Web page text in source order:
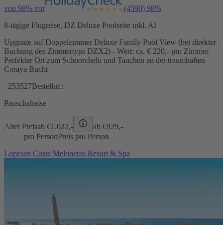
von 98% vor (4590) 98%
8-tägige Flugreise, DZ Deluxe Poolseite inkl. AI
Upgrade auf Doppelzimmer Deluxe Family Pool View (bei direkter
Buchung des Zimmertyps DZX2) - Wert: ca. € 220,- pro Zimmer
Perfekter Ort zum Schnorcheln und Tauchen an der traumhaften
Coraya Bucht
253527Bestellnr.:
Pauschalreise
Alter Preisab €1.022,- ab €929,-
pro PersonPreis pro Person
Lopesan Costa Meloneras Resort & Spa